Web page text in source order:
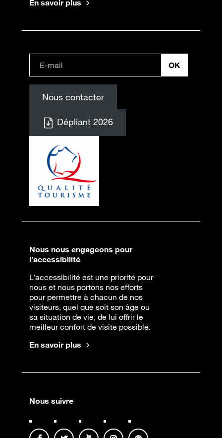
En savoir plus
Nous contacter
Dépliant 2026
Nous nous engageons pour
l’accessibilité
L’accessibilité est une priorité pour
nous et nous portons nos efforts
pour permettre à chacun de nos
visiteurs, quel que soit son âge ou
sa situation de vie, de lui offrir le
meilleur confort de visite possible.
En savoir plus
Nous suivre